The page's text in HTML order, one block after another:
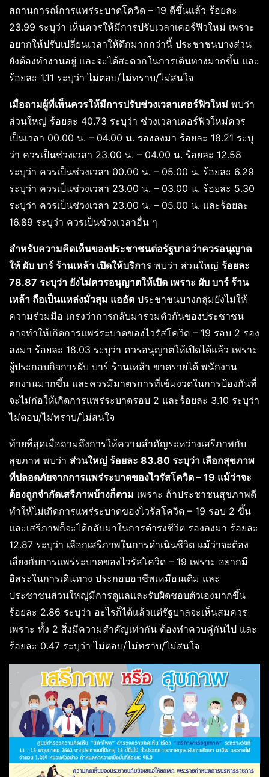
สถานการณ์การแพร่ระบาดโควิด – 19 ดีขึ้นเเล้ว ร้อยละ
23.99 ระบุว่า เห็นควรให้มีการปรับเวลาเคอร์ฟิวใหม่ เพราะ
อยากให้ปรับเปลี่ยนเวลาให้ดึกมากกว่านี้ ประชาชนบางส่วน
ยังต้องทำงานอยู่ และจะได้สะดวกในการเดินทางมากขึ้น และ
ร้อยละ 1.11 ระบุว่า ไม่ตอบ/ไม่ทราบ/ไม่สนใจ
เมื่อถามผู้ที่เห็นควรให้มีการปรับช่วงเวลาเคอร์ฟิวใหม่ พบว่า
ส่วนใหญ่ ร้อยละ 40.73 ระบุว่า ช่วงเวลาเคอร์ฟิวใหม่ควร
เป็นเวลา 00.00 น. – 04.00 น. รองลงมา ร้อยละ 18.21 ระบุ
ว่า ควรเป็นช่วงเวลา 23.00 น. – 04.00 น. ร้อยละ 12.58
ระบุว่า ควรเป็นช่วงเวลา 00.00 น. – 05.00 น. ร้อยละ 6.29
ระบุว่า ควรเป็นช่วงเวลา 23.00 น. – 03.00 น. ร้อยละ 5.30
ระบุว่า ควรเป็นช่วงเวลา 23.00 น. – 05.00 น. และร้อยละ
16.89 ระบุว่า ควรเป็นช่วงเวลาอื่น ๆ
สำหรับความคิดเห็นของประชาชนต่อรัฐบาลว่าควรอนุญาต
ให้ ผับ บาร์ ร้านเหล้า เปิดให้บริการ พบว่า ส่วนใหญ่ ร้อยละ
78.87 ระบุว่า ยังไม่ควรอนุญาตให้เปิด เพราะ ผับ บาร์ ร้าน
เหล้า ถือเป็นแหล่งมั่วสุม แออัด ประชาชนบางกลุ่มยังไม่ให้
ความร่วมมือ เกรงว่าการกลับมารวมตัวกันของประชาชน
อาจทำให้เกิดการแพร่ระบาดของไวรัสโควิด – 19 รอบ 2 รอง
ลงมา ร้อยละ 18.03 ระบุว่า ควรอนุญาตให้เปิดได้แล้ว เพราะ
ผู้ประกอบกิจการผับ บาร์ ร้านเหล้า ขาดรายได้ พนักงาน
ตกงานมากขึ้น และควรมีมาตรการที่เข้มงวดในการป้องกันที่
จะไม่ก่อให้เกิดการเเพร่ระบาดรอบ 2 และร้อยละ 3.10 ระบุว่า
ไม่ตอบ/ไม่ทราบ/ไม่สนใจ
ท้ายที่สุดเมื่อถามถึงการให้ความสำคัญระหว่างเสรีภาพกับ
สุขภาพ พบว่า ส่วนใหญ่ ร้อยละ 83.80 ระบุว่า เลือกสุขภาพ
ที่ปลอดภัยจากการแพร่ระบาดของไวรัสโควิด – 19 แม้ว่าจะ
ต้องถูกจำกัดเสรีภาพบ้างก็ตาม เพราะ ถ้าประชาชนสุขภาพดี
ทำให้ไม่เกิดการแพร่ระบาดของไวรัสโควิด – 19 รอบ 2 ขึ้น
และเสรีภาพก็จะได้กลับมาในการดำรงชีวิต รองลงมา ร้อยละ
12.87 ระบุว่า เลือกเสรีภาพในการดำเนินชีวิต แม้ว่าจะต้อง
เสี่ยงกับการแพร่ระบาดของไวรัสโควิด – 19 เพราะ อยากมี
อิสระในการเดินทาง ประกอบอาชีพเหมือนเดิม และ
ประชาชนส่วนใหญ่มีการดูแลและรับผิดชอบตัวเองมากขึ้น
ร้อยละ 2.86 ระบุว่า อะไรก็ได้แล้วแต่รัฐบาลจะเห็นสมควร
เพราะ ทั้ง 2 สิ่งมีความสำคัญเท่ากัน ต้องทำควบคู่กันไป และ
ร้อยละ 0.47 ระบุว่า ไม่ตอบ/ไม่ทราบ/ไม่สนใจ